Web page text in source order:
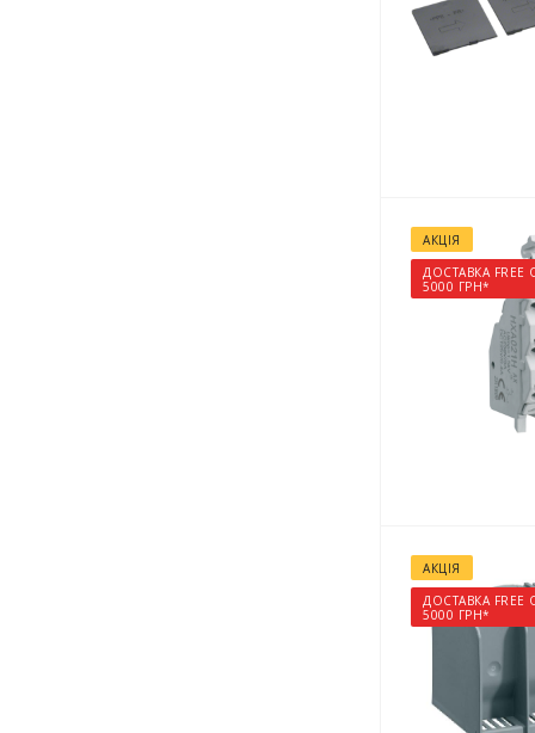
АКЦІЯ
ДОСТАВКА FREE
5000 ГРН*
АКЦІЯ
ДОСТАВКА FREE
5000 ГРН*